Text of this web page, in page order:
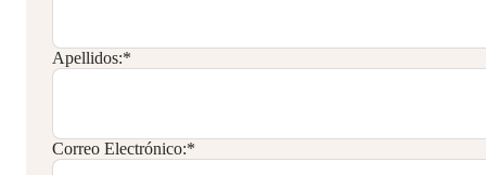
Apellidos:*
Correo Electrónico:*